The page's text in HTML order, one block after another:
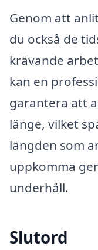
Genom att
du också de
krävande
kan en
garantera att
länge, vilket
längden som
uppkomma
underhåll.
Slutord